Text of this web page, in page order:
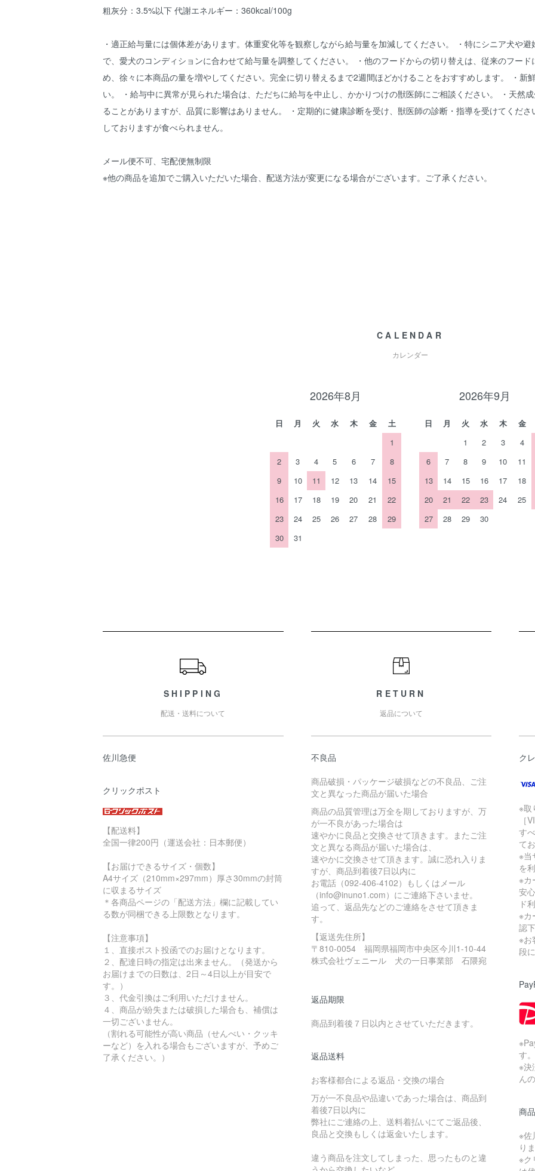
粗灰分：3.5%以下 代謝エネルギー：360kcal/100g
・適正給与量には個体差があります。体重変化等を観察しながら給与量を加減してください。 ・特にシニア犬や
で、愛犬のコンディションに合わせて給与量を調整してください。 ・他のフードからの切り替えは、従来のフー
め、徐々に本商品の量を増やしてください。完全に切り替えるまで2週間ほどかけることをおすすめします。 ・新
い。 ・給与中に異常が見られた場合は、ただちに給与を中止し、かかりつけの獣医師にご相談ください。 ・天然
ることがありますが、品質に影響はありません。 ・定期的に健康診断を受け、獣医師の診断・指導を受けてくだ
しておりますが食べられません。
メール便不可、宅配便無制限
※他の商品を追加でご購入いただいた場合、配送方法が変更になる場合がございます。ご了承ください。
CALENDAR
カレンダー
2026年8月
日 月 火 水 木 金
土
1
2
3 4 5 6 7
8
9
10 11 12 13 14
15
16
17 18 19 20 21
22
23
24 25 26 27 28
29
30
31
2026年9月
日 月 火 水 木 金
1
2 3 4
6
7 8 9 10 11
13
14 15 16 17 18
20
21 22 23 24 25
27
28 29 30
SHIPPING
配送・送料について
佐川急便
クリックポスト
【配送料】
全国一律200円（運送会社：日本郵便）
【お届けできるサイズ・個数】
A4サイズ（210mm×297mm）厚さ30mmの封筒
に収まるサイズ
＊各商品ページの「配送方法」欄に記載してい
る数が同梱できる上限数となります。
【注意事項】
１、直接ポスト投函でのお届けとなります。
２、配達日時の指定は出来ません。（発送から
お届けまでの日数は、2日～4日以上が目安で
す。）
３、代金引換はご利用いただけません。
４、商品が紛失または破損した場合も、補償は
一切ございません。
（割れる可能性が高い商品（せんべい・クッキ
ーなど）を入れる場合もございますが、予めご
了承ください。）
RETURN
返品について
不良品
商品破損・パッケージ破損などの不良品、ご注
文と異なった商品が届いた場合
商品の品質管理は万全を期しておりますが、万
が一不良があった場合は
速やかに良品と交換させて頂きます。またご注
文と異なる商品が届いた場合は、
速やかに交換させて頂きます。誠に恐れ入りま
すが、商品到着後7日以内に
お電話（092-406-4102）もしくはメール
（info@inuno1.com）にご連絡下さいませ。
追って、返品先などのご連絡をさせて頂きま
す。
【返送先住所】
〒810-0054 福岡県福岡市中央区今川1-10-44
株式会社ヴェニール 犬の一日事業部 石隈宛
返品期限
商品到着後７日以内とさせていただきます。
返品送料
お客様都合による返品・交換の場合
万が一不良品や品違いであった場合は、商品到
着後7日以内に
弊社にご連絡の上、送料着払いにてご返品後、
良品と交換もしくは返金いたします。
違う商品を注文してしまった、思ったものと違
ク
※取
［
す
て
※当
を
※カ
安
ド
※カ
認
※お
段
す。
※決
ん
商
※佐
り
※ク